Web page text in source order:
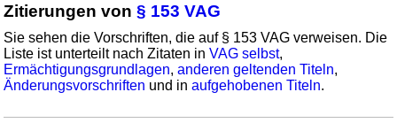
Zitierungen von§ 153 VAG
Sie sehen die Vorschriften, die auf § 153 VAG verweisen. Die
Liste ist unterteilt nach Zitaten inVAG selbst,
Ermächtigungsgrundlagen,anderen geltenden Titeln,
Änderungsvorschriften und inaufgehobenen Titeln.